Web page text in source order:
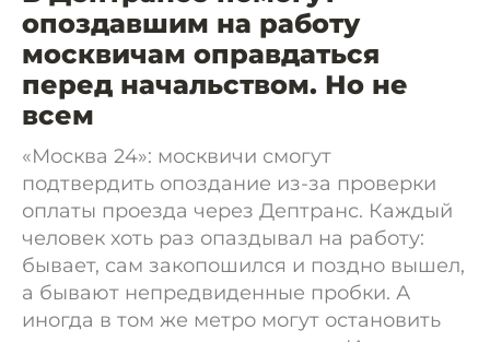
опоздавшим на работу
москвичам оправдаться
перед начальством. Но не
всем
«Москва 24»: москвичи смогут
подтвердить опоздание из-за проверки
оплаты проезда через Дептранс. Каждый
человек хоть раз опаздывал на работу:
бывает, сам закопошился и поздно вышел,
а бывают непредвиденные пробки. А
иногда в том же метро могут остановить